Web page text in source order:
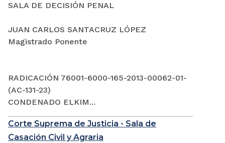
SALA DE DECISIÓN PENAL
JUAN CARLOS SANTACRUZ LÓPEZ
Magistrado Ponente
RADICACIÓN 76001-6000-165-2013-00062-01-
(AC-131-23)
CONDENADO ELKIM...
Corte Suprema de Justicia - Sala de
Casación Civil y Agraria